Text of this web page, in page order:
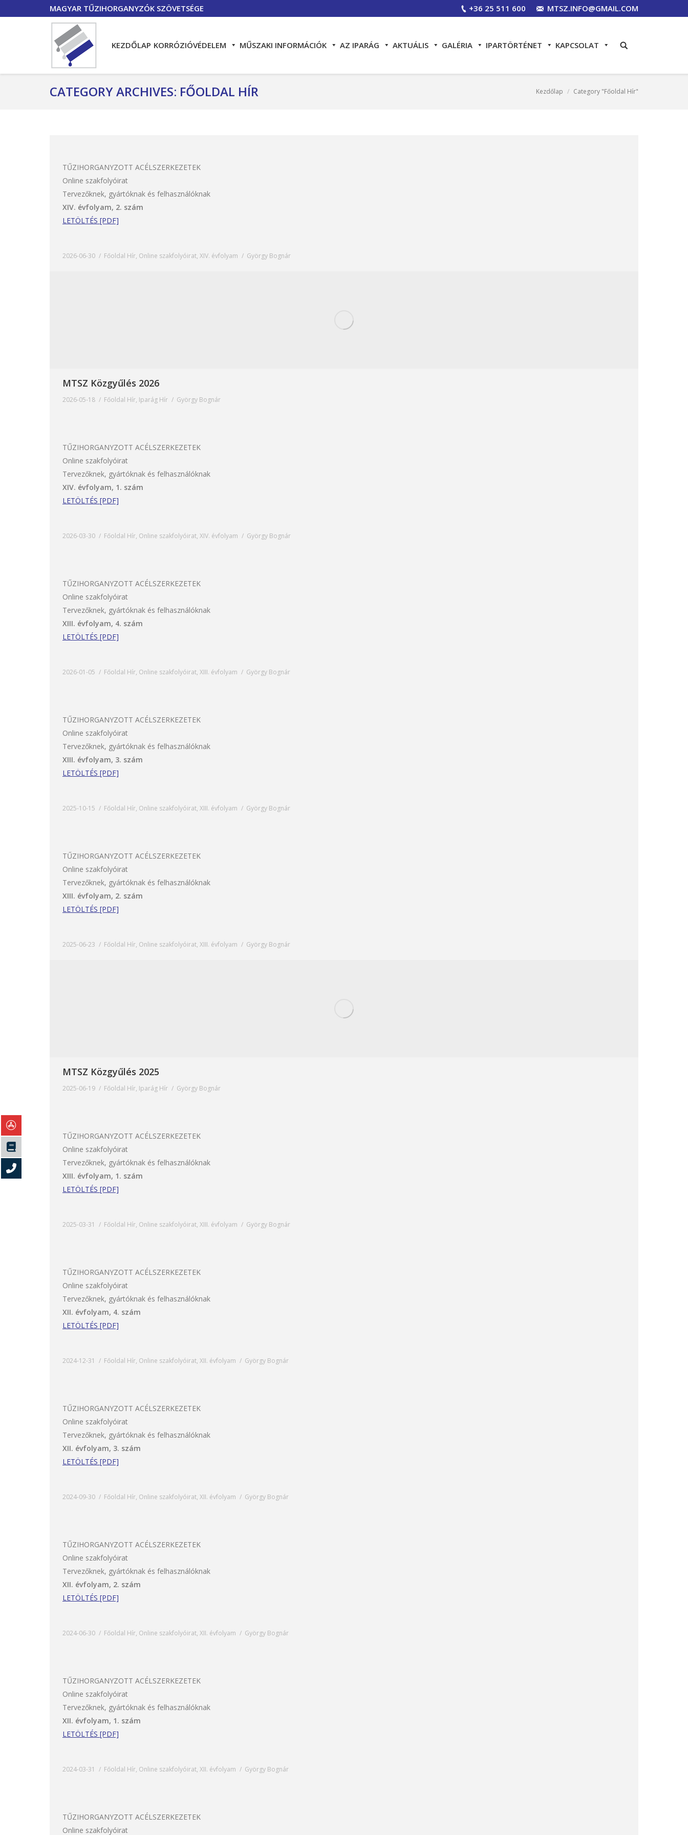
MAGYAR TŰZIHORGANYZÓK SZÖVETSÉGE +36 25 511 600 MTSZ.INFO@GMAIL.COM
KEZDŐLAP KORRÓZIÓVÉDELEM MŰSZAKI INFORMÁCIÓK AZ IPARÁG AKTUÁLIS GALÉRIA IPARTÖRTÉNET KAPCSOLAT
CATEGORY ARCHIVES: FŐOLDAL HÍR Kezdőlap Category "Főoldal Hír"
TŰZIHORGANYZOTT ACÉLSZERKEZETEK
Online szakfolyóirat
Tervezőknek, gyártóknak és felhasználóknak
XIV. évfolyam, 2. szám
LETÖLTÉS [PDF]
2026-06-30 Főoldal Hír, Online szakfolyóirat, XIV. évfolyam György Bognár
MTSZ Közgyűlés 2026
2026-05-18 Főoldal Hír, Iparág Hír György Bognár
TŰZIHORGANYZOTT ACÉLSZERKEZETEK
Online szakfolyóirat
Tervezőknek, gyártóknak és felhasználóknak
XIV. évfolyam, 1. szám
LETÖLTÉS [PDF]
2026-03-30 Főoldal Hír, Online szakfolyóirat, XIV. évfolyam György Bognár
TŰZIHORGANYZOTT ACÉLSZERKEZETEK
Online szakfolyóirat
Tervezőknek, gyártóknak és felhasználóknak
XIII. évfolyam, 4. szám
LETÖLTÉS [PDF]
2026-01-05 Főoldal Hír, Online szakfolyóirat, XIII. évfolyam György Bognár
TŰZIHORGANYZOTT ACÉLSZERKEZETEK
Online szakfolyóirat
Tervezőknek, gyártóknak és felhasználóknak
XIII. évfolyam, 3. szám
LETÖLTÉS [PDF]
2025-10-15 Főoldal Hír, Online szakfolyóirat, XIII. évfolyam György Bognár
TŰZIHORGANYZOTT ACÉLSZERKEZETEK
Online szakfolyóirat
Tervezőknek, gyártóknak és felhasználóknak
XIII. évfolyam, 2. szám
LETÖLTÉS [PDF]
2025-06-23 Főoldal Hír, Online szakfolyóirat, XIII. évfolyam György Bognár
MTSZ Közgyűlés 2025
2025-06-19 Főoldal Hír, Iparág Hír György Bognár
TŰZIHORGANYZOTT ACÉLSZERKEZETEK
Online szakfolyóirat
Tervezőknek, gyártóknak és felhasználóknak
XIII. évfolyam, 1. szám
LETÖLTÉS [PDF]
2025-03-31 Főoldal Hír, Online szakfolyóirat, XIII. évfolyam György Bognár
TŰZIHORGANYZOTT ACÉLSZERKEZETEK
Online szakfolyóirat
Tervezőknek, gyártóknak és felhasználóknak
XII. évfolyam, 4. szám
LETÖLTÉS [PDF]
2024-12-31 Főoldal Hír, Online szakfolyóirat, XII. évfolyam György Bognár
TŰZIHORGANYZOTT ACÉLSZERKEZETEK
Online szakfolyóirat
Tervezőknek, gyártóknak és felhasználóknak
XII. évfolyam, 3. szám
LETÖLTÉS [PDF]
2024-09-30 Főoldal Hír, Online szakfolyóirat, XII. évfolyam György Bognár
TŰZIHORGANYZOTT ACÉLSZERKEZETEK
Online szakfolyóirat
Tervezőknek, gyártóknak és felhasználóknak
XII. évfolyam, 2. szám
LETÖLTÉS [PDF]
2024-06-30 Főoldal Hír, Online szakfolyóirat, XII. évfolyam György Bognár
TŰZIHORGANYZOTT ACÉLSZERKEZETEK
Online szakfolyóirat
Tervezőknek, gyártóknak és felhasználóknak
XII. évfolyam, 1. szám
LETÖLTÉS [PDF]
2024-03-31 Főoldal Hír, Online szakfolyóirat, XII. évfolyam György Bognár
TŰZIHORGANYZOTT ACÉLSZERKEZETEK
Online szakfolyóirat